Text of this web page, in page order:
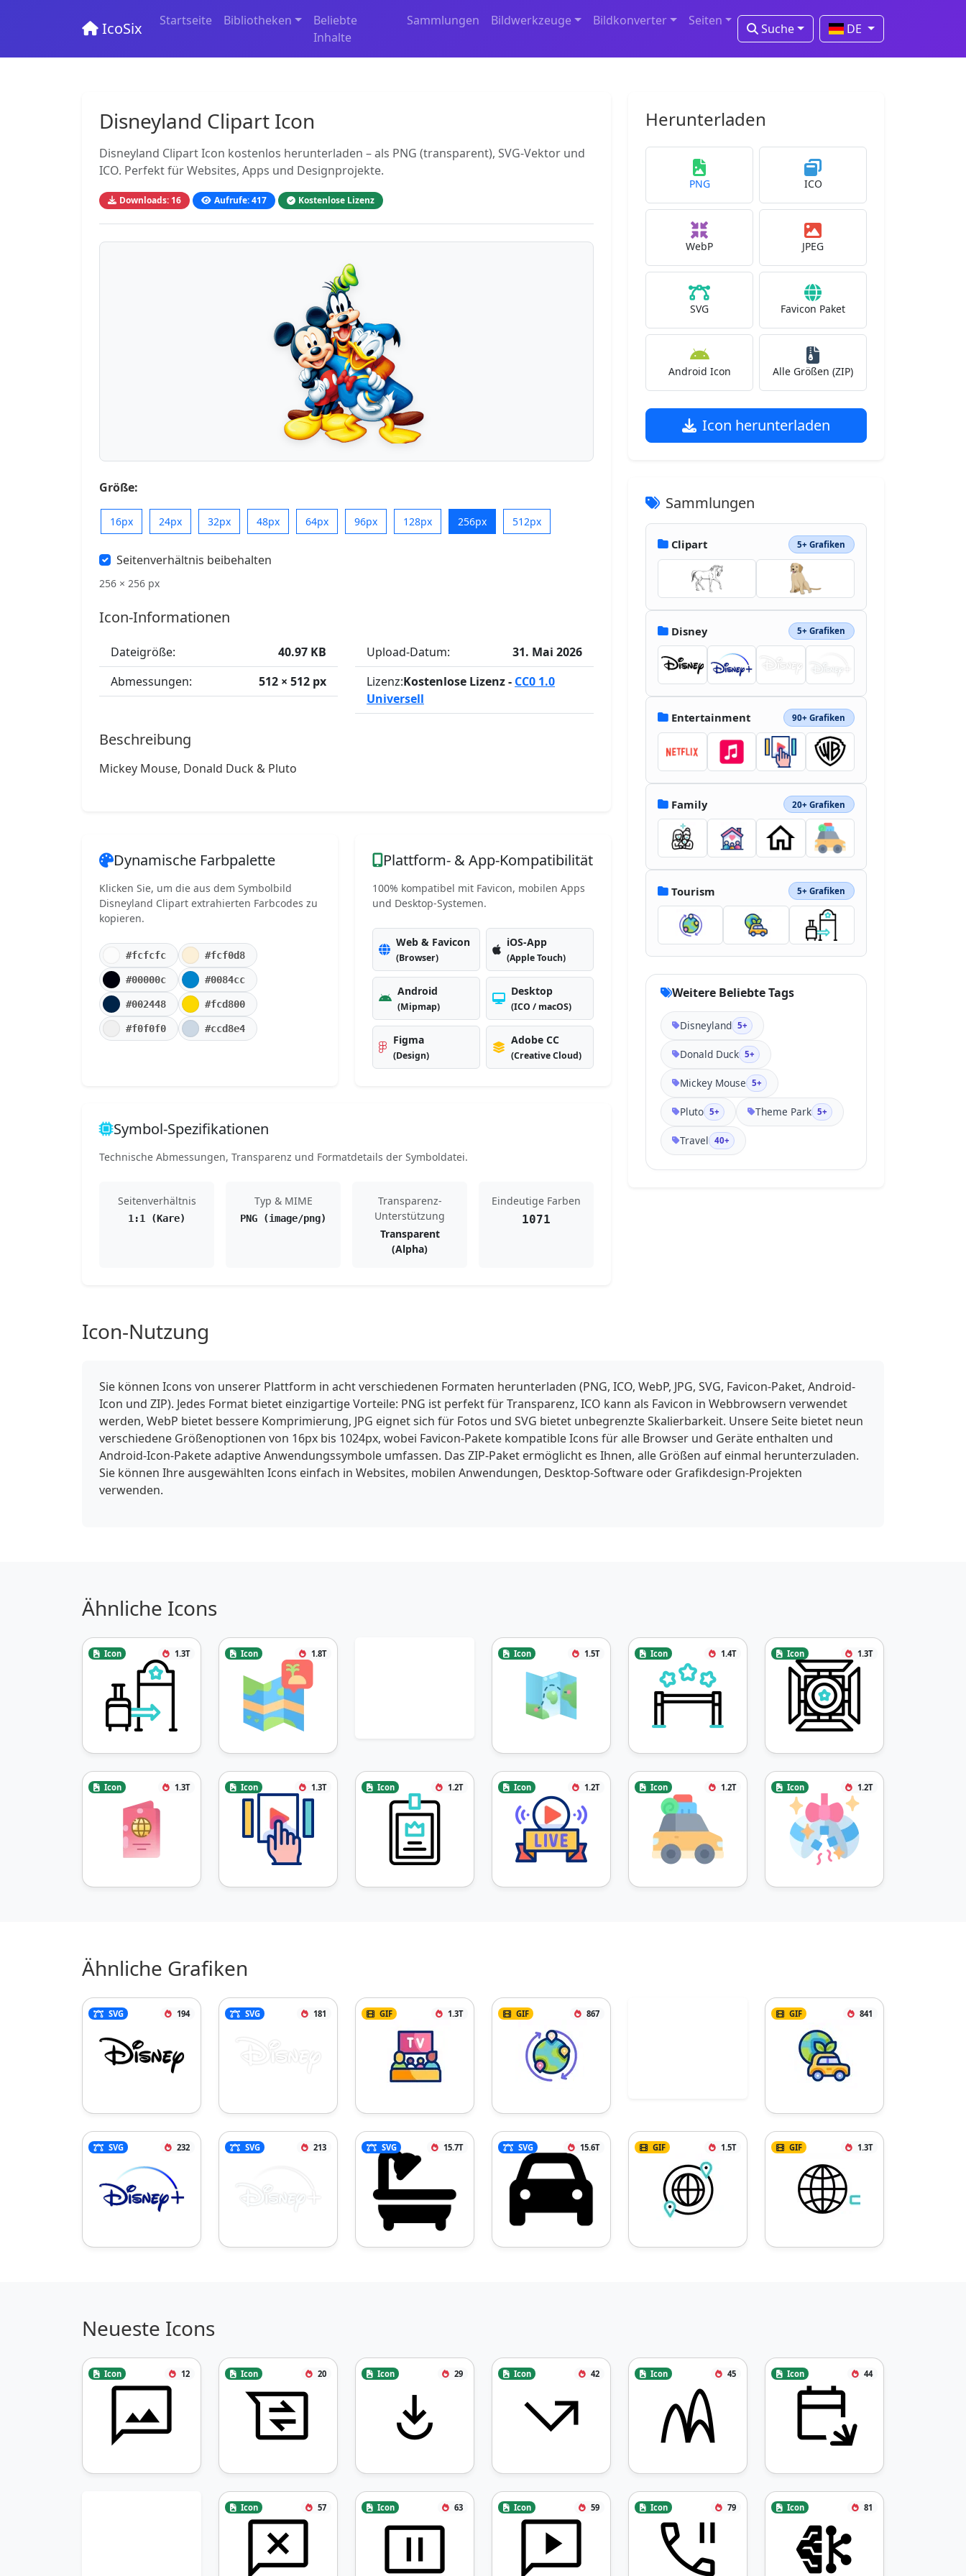
IcoSix Startseite Bibliotheken
Beliebte
Inhalte
Sammlungen Bildwerkzeuge Bildkonverter Seiten
Suche DE
Disneyland Clipart Icon
Disneyland Clipart Icon kostenlos herunterladen – als PNG (transparent), SVG-Vektor und
ICO. Perfekt für Websites, Apps und Designprojekte.
Downloads: 16 Aufrufe: 417 Kostenlose Lizenz
Größe:
16px 24px 32px 48px 64px 96px 128px 256px 512px
Seitenverhältnis beibehalten
256 × 256 px
Icon-Informationen
Dateigröße:
40.97 KB
Abmessungen:
512 × 512 px
Upload-Datum:
31. Mai 2026
Lizenz:Kostenlose Lizenz - CC0 1.0
Universell
Beschreibung
Mickey Mouse, Donald Duck & Pluto
Dynamische Farbpalette
Klicken Sie, um die aus dem Symbolbild
Disneyland Clipart extrahierten Farbcodes zu
kopieren.
#fcfcfc #fcf0d8
#00000c #0084cc
#002448 #fcd800
#f0f0f0 #ccd8e4
Plattform- & App-Kompatibilität
100% kompatibel mit Favicon, mobilen Apps
und Desktop-Systemen.
Web & Favicon
(Browser)
iOS-App
(Apple Touch)
Android
(Mipmap)
Desktop
(ICO / macOS)
Figma
(Design)
Adobe CC
(Creative Cloud)
Symbol-Spezifikationen
Technische Abmessungen, Transparenz und Formatdetails der Symboldatei.
Seitenverhältnis
1:1 (Kare)
Typ & MIME
PNG (image/png)
Transparenz-
Unterstützung
Transparent
(Alpha)
Eindeutige Farben
1071
Herunterladen
PNG ICO
WebP JPEG
SVG Favicon Paket
Android Icon Alle Größen (ZIP)
Icon herunterladen
Sammlungen
Clipart 5+ Grafiken
Disney 5+ Grafiken
Entertainment 90+ Grafiken
Family 20+ Grafiken
Tourism 5+ Grafiken
Weitere Beliebte Tags
Disneyland 5+
Donald Duck 5+
Mickey Mouse 5+
Pluto 5+ Theme Park 5+
Travel 40+
Icon-Nutzung
Sie können Icons von unserer Plattform in acht verschiedenen Formaten herunterladen (PNG, ICO, WebP, JPG, SVG, Favicon-Paket, Android-
Icon und ZIP). Jedes Format bietet einzigartige Vorteile: PNG ist perfekt für Transparenz, ICO kann als Favicon in Webbrowsern verwendet
werden, WebP bietet bessere Komprimierung, JPG eignet sich für Fotos und SVG bietet unbegrenzte Skalierbarkeit. Unsere Seite bietet neun
verschiedene Größenoptionen von 16px bis 1024px, wobei Favicon-Pakete kompatible Icons für alle Browser und Geräte enthalten und
Android-Icon-Pakete adaptive Anwendungssymbole umfassen. Das ZIP-Paket ermöglicht es Ihnen, alle Größen auf einmal herunterzuladen.
Sie können Ihre ausgewählten Icons einfach in Websites, mobilen Anwendungen, Desktop-Software oder Grafikdesign-Projekten
verwenden.
Ähnliche Icons
Icon 1.3T Icon 1.8T Icon 1.5T Icon 1.4T Icon 1.3T
Icon 1.3T Icon 1.3T Icon 1.2T Icon 1.2T Icon 1.2T Icon 1.2T
Ähnliche Grafiken
SVG 194 SVG 181 GIF 1.3T GIF 867 GIF 841
SVG 232 SVG 213 SVG 15.7T SVG 15.6T GIF 1.5T GIF 1.3T
Neueste Icons
Icon 12 Icon 20 Icon 29 Icon 42 Icon 45 Icon 44
Icon 57 Icon 63 Icon 59 Icon 79 Icon 81